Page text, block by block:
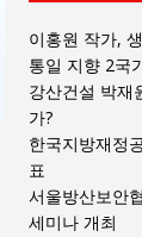
사
회
글
목
록
이홍원 작가,
통일 지향 2국
강산건설 박재
가?
한국지방재정
표
서울방산보안
세미나 개최